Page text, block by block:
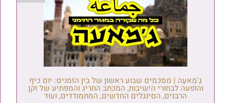
גַ'מַאעַה | מסכמים שבוע ראשון של בין הזמנים: יום כיף
והופעה לבחורי הישיבות, המכתב החריג והמפתיע של זקן
הרבנים, הסינגלים החדשים, המתמודדים, ועוד